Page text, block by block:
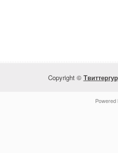
Copyright ©